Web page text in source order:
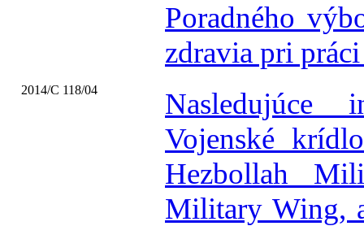
Poradného
zdravia pri
2014/C 118/04
Nasledujúce
Vojenské
Hezbollah
Military Wing,